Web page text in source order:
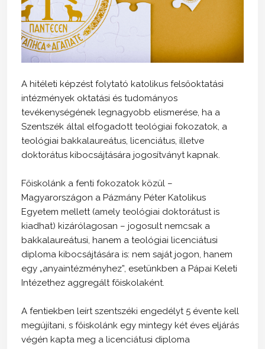
A hitéleti képzést folytató katolikus felsőoktatási
intézmények oktatási és tudományos
tevékenységének legnagyobb elismerése, ha a
Szentszék által elfogadott teológiai fokozatok, a
teológiai bakkalaureátus, licenciátus, illetve
doktorátus kibocsájtására jogosítványt kapnak.
Főiskolánk a fenti fokozatok közül –
Magyarországon a Pázmány Péter Katolikus
Egyetem mellett (amely teológiai doktorátust is
kiadhat) kizárólagosan – jogosult nemcsak a
bakkalaureátusi, hanem a teológiai licenciátusi
diploma kibocsájtására is: nem saját jogon, hanem
egy „anyaintézményhez”, esetünkben a Pápai Keleti
Intézethez aggregált főiskolaként.
A fentiekben leírt szentszéki engedélyt 5 évente kell
megújítani, s főiskolánk egy mintegy két éves eljárás
végén kapta meg a licenciátusi diploma